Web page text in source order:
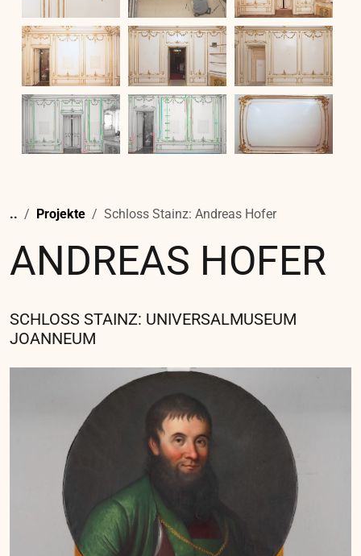
Projekte Grazer Dom
GRAZER DOM
PROJEKTLEITUNG
Mag. art. Eva Kleinsasser
AUFTRAGGEBER